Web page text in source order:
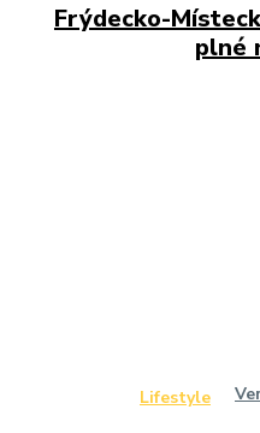
Frýdecko-
plné
Lifestyle